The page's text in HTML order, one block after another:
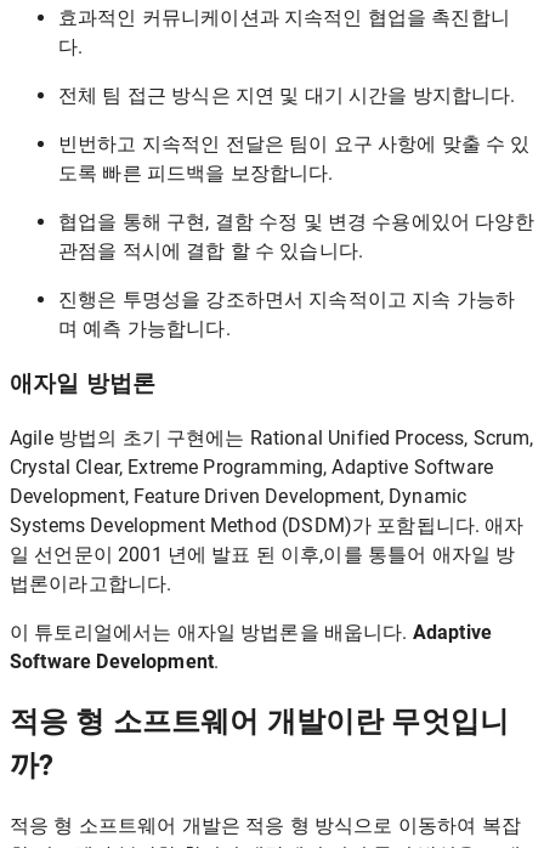
효과적인 커뮤니케이션과 지속적인 협업을 촉진합니
다.
전체 팀 접근 방식은 지연 및 대기 시간을 방지합니다.
빈번하고 지속적인 전달은 팀이 요구 사항에 맞출 수 있
도록 빠른 피드백을 보장합니다.
협업을 통해 구현, 결함 수정 및 변경 수용에있어 다양한
관점을 적시에 결합 할 수 있습니다.
진행은 투명성을 강조하면서 지속적이고 지속 가능하
며 예측 가능합니다.
애자일 방법론
Agile 방법의 초기 구현에는 Rational Unified Process, Scrum,
Crystal Clear, Extreme Programming, Adaptive Software
Development, Feature Driven Development, Dynamic
Systems Development Method (DSDM)가 포함됩니다. 애자
일 선언문이 2001 년에 발표 된 이후,이를 통틀어 애자일 방
법론이라고합니다.
이 튜토리얼에서는 애자일 방법론을 배웁니다. Adaptive
Software Development.
적응 형 소프트웨어 개발이란 무엇입니
까?
적응 형 소프트웨어 개발은 ​​적응 형 방식으로 이동하여 복잡